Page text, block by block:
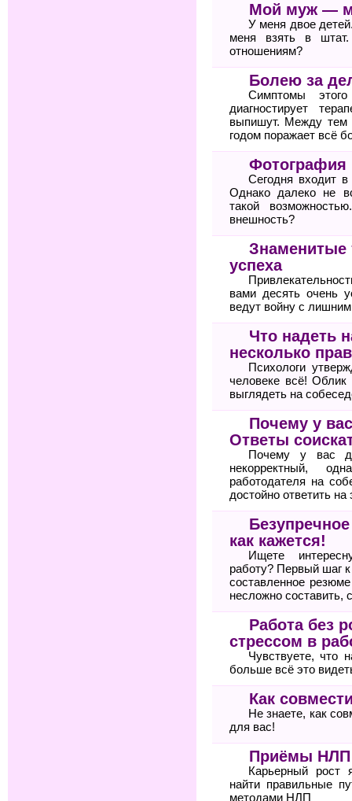
Мой муж —
У меня двое
меня взять в
отношениям?
Болею за
Симптомы
диагностирует
выпишут. Между тем
годом поражает всё
Фотография
Сегодня входит
Однако далеко не
такой
внешность?
Знаменитые
успеха
вами десять очень
ведут войну с
Что надеть
несколько
Психологи
человеке всё!
выглядеть на
Почему у
Ответы
Почему у вас
некорректный,
работодателя на
достойно ответить на
как кажется!
Ищете
работу? Первый шаг
составленное
несложно составить,
Работа без
стрессом в
Чувствуете, что
больше всё это
Как
Не знаете, как
для вас!
Приёмы НЛП
Карьерный рост
найти правильные
методами НЛП